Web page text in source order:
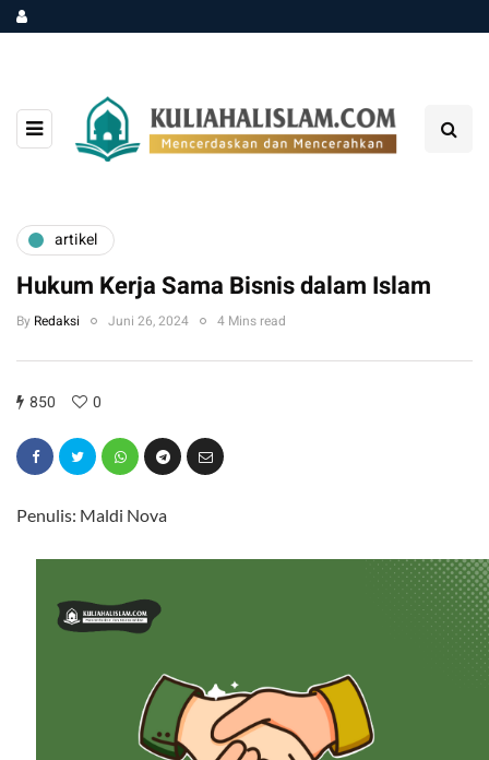
artikel
Hukum Kerja Sama Bisnis dalam Islam
By Redaksi Juni 26, 2024 4 Mins read
850 0
Penulis: Maldi Nova